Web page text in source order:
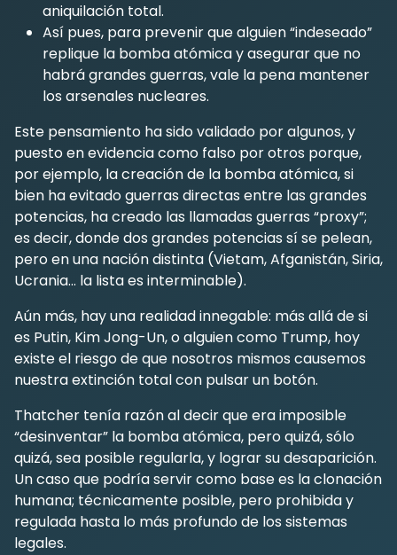
aniquilación total.
Así pues, para prevenir que alguien “indeseado”
replique la bomba atómica y asegurar que no
habrá grandes guerras, vale la pena mantener
los arsenales nucleares.
Este pensamiento ha sido validado por algunos, y
puesto en evidencia como falso por otros porque,
por ejemplo, la creación de la bomba atómica, si
bien ha evitado guerras directas entre las grandes
potencias, ha creado las llamadas guerras “proxy”;
es decir, donde dos grandes potencias sí se pelean,
pero en una nación distinta (Vietam, Afganistán, Siria,
Ucrania… la lista es interminable).
Aún más, hay una realidad innegable: más allá de si
es Putin, Kim Jong-Un, o alguien como Trump, hoy
existe el riesgo de que nosotros mismos causemos
nuestra extinción total con pulsar un botón.
Thatcher tenía razón al decir que era imposible
“desinventar” la bomba atómica, pero quizá, sólo
quizá, sea posible regularla, y lograr su desaparición.
Un caso que podría servir como base es la clonación
humana; técnicamente posible, pero prohibida y
regulada hasta lo más profundo de los sistemas
legales.